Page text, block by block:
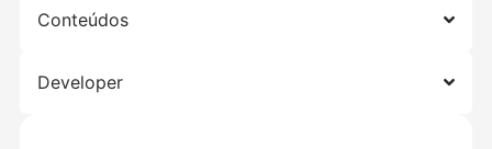
Conteúdos
Developer